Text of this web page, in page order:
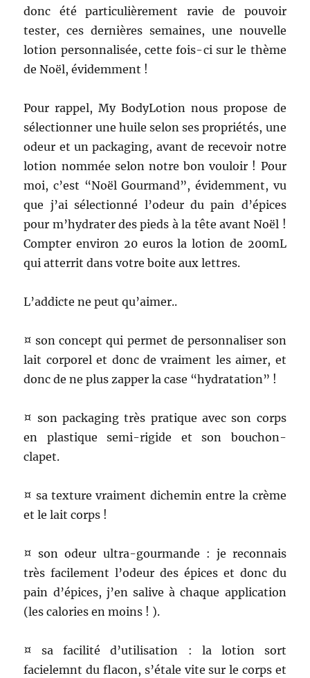
donc été particulièrement ravie de pouvoir
tester, ces dernières semaines, une nouvelle
lotion personnalisée, cette fois-ci sur le thème
de Noël, évidemment !
Pour rappel, My BodyLotion nous propose de
sélectionner une huile selon ses propriétés, une
odeur et un packaging, avant de recevoir notre
lotion nommée selon notre bon vouloir ! Pour
moi, c’est “Noël Gourmand”, évidemment, vu
que j’ai sélectionné l’odeur du pain d’épices
pour m’hydrater des pieds à la tête avant Noël !
Compter environ 20 euros la lotion de 200mL
qui atterrit dans votre boite aux lettres.
L’addicte ne peut qu’aimer..
¤ son concept qui permet de personnaliser son
lait corporel et donc de vraiment les aimer, et
donc de ne plus zapper la case “hydratation” !
¤ son packaging très pratique avec son corps
en plastique semi-rigide et son bouchon-
clapet.
¤ sa texture vraiment dichemin entre la crème
et le lait corps !
¤ son odeur ultra-gourmande : je reconnais
très facilement l’odeur des épices et donc du
pain d’épices, j’en salive à chaque application
(les calories en moins ! ).
¤ sa facilité d’utilisation : la lotion sort
facielemnt du flacon, s’étale vite sur le corps et